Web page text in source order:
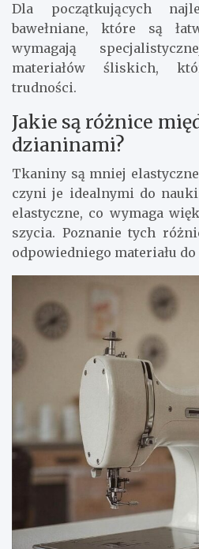
Dla początkujących
bawełniane, które są
wymagają
materiałów śliskich,
trudności.
Jakie są różnice
dzianinami?
Tkaniny są mniej
czyni je idealnymi do
elastyczne, co wymaga
szycia. Poznanie tych
odpowiedniego materiału